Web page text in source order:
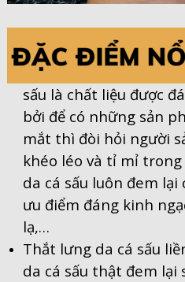
sấu là chất liệu được
bởi để có những sản
mắt thì đòi hỏi người
khéo léo và tỉ mỉ
da cá sấu luôn đem
ưu điểm đáng kinh
lạ,…
Thắt lưng da cá sấu
da cá sấu thật đem lại